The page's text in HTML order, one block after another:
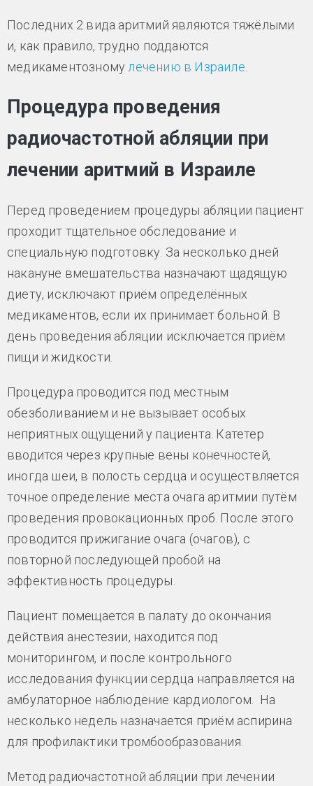
Последних 2 вида аритмий являются тяжёлыми
и, как правило, трудно поддаются
медикаментозному лечению в Израиле
Процедура проведения
радиочастотной абляции при
лечении аритмий в Израиле
Перед проведением процедуры абляции пациент
проходит тщательное обследование и
специальную подготовку. За несколько дней
накануне вмешательства назначают щадящую
диету, исключают приём определённых
медикаментов, если их принимает больной. В
день проведения абляции исключается приём
пищи и жидкости.
Процедура проводится под местным
обезболиванием и не вызывает особых
неприятных ощущений у пациента. Катетер
вводится через крупные вены конечностей,
иногда шеи, в полость сердца и осуществляется
точное определение места очага аритмии путём
проведения провокационных проб. После этого
проводится прижигание очага (очагов), с
повторной последующей пробой на
эффективность процедуры.
Пациент помещается в палату до окончания
действия анестезии, находится под
мониторингом, и после контрольного
исследования функции сердца направляется на
амбулаторное наблюдение кардиологом. На
несколько недель назначается приём аспирина
для профилактики тромбообразования.
Метод радиочастотной абляции при лечении